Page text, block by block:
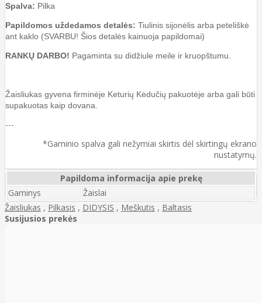
Spalva: Pilka
Papildomos uždedamos detalės: Tiulinis sijonėlis arba peteliškė
ant kaklo (SVARBU! Šios detalės kainuoja papildomai)
RANKŲ DARBO! Pagaminta su didžiule meile ir kruopštumu.
Žaisliukas gyvena firminėje Keturių Kėdučių pakuotėje arba gali būti
supakuotas kaip dovana.
---
*Gaminio spalva gali nežymiai skirtis dėl skirtingų ekrano
nustatymų.
Papildoma informacija apie prekę
Gaminys
Žaislai
Žaisliukas , Pilkasis , DIDYSIS , Meškutis , Baltasis
Susijusios prekės